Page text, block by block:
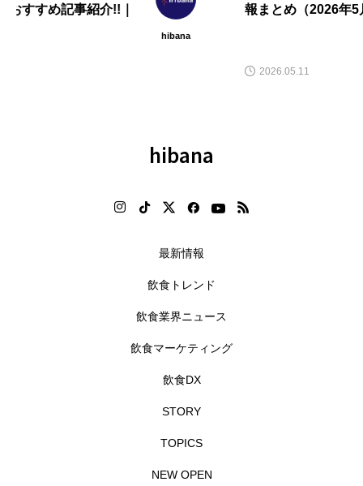
報まとめ（2026年5月11日更新）
hibana
最新情報
飲食トレンド
飲食業界ニュース
飲食マーケティング
飲食DX
STORY
TOPICS
NEW OPEN